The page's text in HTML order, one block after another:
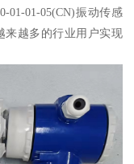
01-01-05(CN)振动传感
来越多的行业用户实现